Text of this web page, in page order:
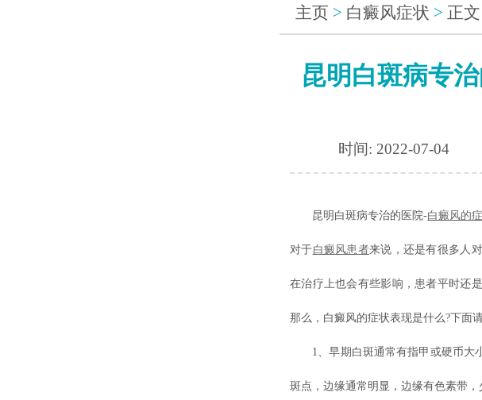
主页 > 白癜风症状 > 正文
昆明白斑病专
时间: 2022-07-04
昆明白斑病专治的医院-白癜风的
对于白癜风患者来说，还是有很多人
在治疗上也会有些影响，患者平时还
那么，白癜风的症状表现是什么?下面
1、早期白斑通常有指甲或硬币大
斑点，边缘通常明显，边缘有色素带，